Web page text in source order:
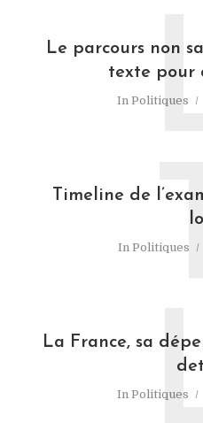
Le parcours non
texte pour
In Politiques
Timeline de
In Politiques
La France, sa
In Politiques